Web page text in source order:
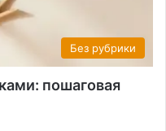
Без рубрики
пошаговая